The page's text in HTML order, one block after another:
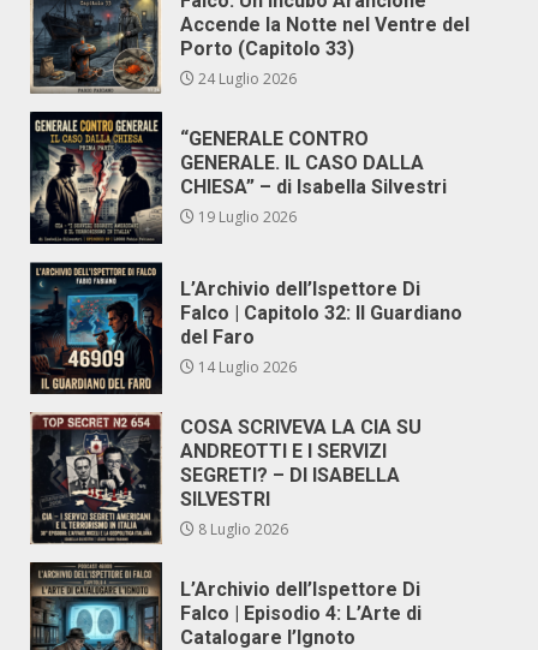
Accende la Notte nel Ventre del
Porto (Capitolo 33)
24 Luglio 2026
“GENERALE CONTRO
GENERALE. IL CASO DALLA
CHIESA” – di Isabella Silvestri
19 Luglio 2026
L’Archivio dell’Ispettore Di
Falco | Capitolo 32: Il Guardiano
del Faro
14 Luglio 2026
COSA SCRIVEVA LA CIA SU
ANDREOTTI E I SERVIZI
SEGRETI? – DI ISABELLA
SILVESTRI
8 Luglio 2026
L’Archivio dell’Ispettore Di
Falco | Episodio 4: L’Arte di
Catalogare l’Ignoto